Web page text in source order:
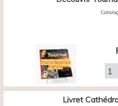
Livret